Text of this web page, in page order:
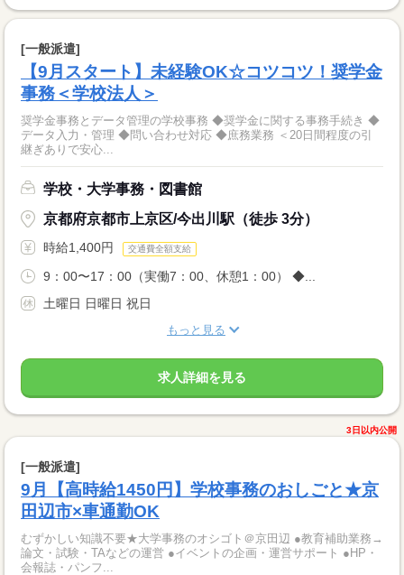
[一般派遣]
【9月スタート】未経験OK☆コツコツ！奨学金
事務＜学校法人＞
奨学金事務とデータ管理の学校事務 ◆奨学金に関する事務手続き ◆
データ入力・管理 ◆問い合わせ対応 ◆庶務業務 ＜20日間程度の引
継ぎありで安心...
学校・大学事務・図書館
京都府京都市上京区/今出川駅（徒歩 3分）
時給1,400円 交通費全額支給
9：00〜17：00（実働7：00、休憩1：00） ◆...
土曜日 日曜日 祝日
もっと見る
求人詳細を見る
3日以内公開
[一般派遣]
9月【高時給1450円】学校事務のおしごと★京
田辺市×車通勤OK
むずかしい知識不要★大学事務のオシゴト＠京田辺 ●教育補助業務→
論文・試験・TAなどの運営 ●イベントの企画・運営サポート ●HP・
会報誌・パンフ...